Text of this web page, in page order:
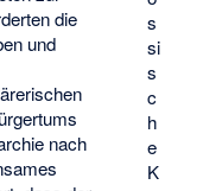
s
si
s
c
h
e
K
die
und
nach